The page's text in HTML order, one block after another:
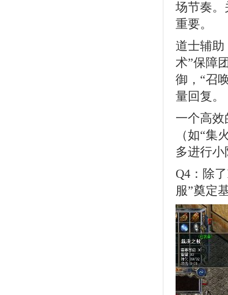
场节奏。
重要。
道士辅助
术”保障
御，“召
量回复。
一个高
（如“集
多进行
Q4：除
服”奠定